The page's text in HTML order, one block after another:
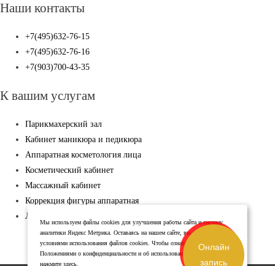
Наши контакты
+7(495)632-76-15
+7(495)632-76-16
+7(903)700-43-35
К вашим услугам
Парикмахерский зал
Кабинет маникюра и педикюра
Аппаратная косметология лица
Косметический кабинет
Массажный кабинет
Коррекция фигуры аппаратная
Лазерная эпиляция
Онлайн
запись
Мы используем файлы cookies для улучшения работы сайта и систему
аналитики Яндекс Метрика. Оставаясь на нашем сайте, вы соглашаетесь с
условиями использования файлов cookies. Чтобы ознакомиться с нашими
Положениями о конфиденциальности и об использовании файлов cookie,
нажмите здесь.